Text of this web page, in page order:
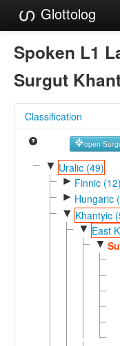
Glottolog
Languages
References
Reference Search
GlottoScope
Spoken L1
Surgut
Classification
open
▼ Uralic (49)
► Finnic (12)
► Hungaric
▼ Khantyic
▼ East
▼